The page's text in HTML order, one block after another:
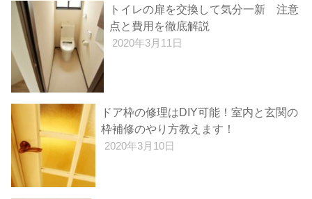
トイレの扉を交換して気分一新 注意
点と費用を徹底解説
2020年3月11日
ドア枠の修理はDIY可能！室内と玄関の
枠補修のやり方教えます！
2020年3月10日